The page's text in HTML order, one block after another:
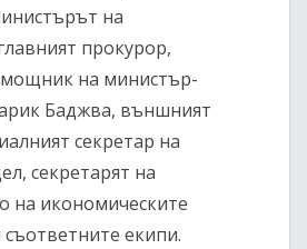
на
прокурор,
на министър-
Баджва, външният
секретар на
секретарят на
на икономическите
екипи.